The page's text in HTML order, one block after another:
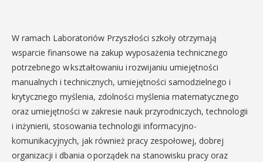
W ramach Laboratoriów Przyszłości szkoły otrzymają
wsparcie finansowe na zakup wyposażenia technicznego
potrzebnego w kształtowaniu i rozwijaniu umiejętności
manualnych i technicznych, umiejętności samodzielnego i
krytycznego myślenia, zdolności myślenia matematycznego
oraz umiejętności w zakresie nauk przyrodniczych, technologii
i inżynierii, stosowania technologii informacyjno-
komunikacyjnych, jak również pracy zespołowej, dobrej
organizacji i dbania o porządek na stanowisku pracy oraz